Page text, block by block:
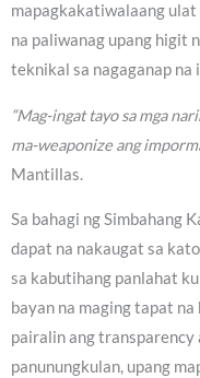
mapagkakatiwalaang ulat
na paliwanag upang higit
teknikal sa nagaganap
“Mag-ingat tayo sa mga
ma-weaponize ang
Mantillas.
Sa bahagi ng Simbahang
dapat na nakaugat sa
sa kabutihang panlahat
bayan na maging tapat
pairalin ang
panunungkulan, upang